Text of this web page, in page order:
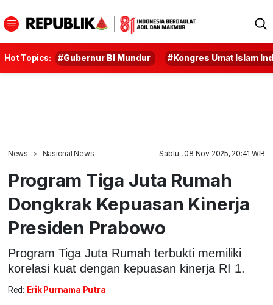
Hot Topics: #Gubernur BI Mundur #Kongres Umat Islam
News Nasional News Sabtu , 08 Nov 2025, 20:41 WIB
Program Tiga Juta Rumah
Dongkrak Kepuasan Kinerja
Presiden Prabowo
Program Tiga Juta Rumah terbukti memiliki
korelasi kuat dengan kepuasan kinerja RI 1.
Red: Erik Purnama Putra